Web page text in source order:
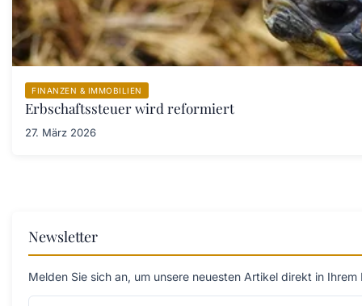
FINANZEN & IMMOBILIEN
Erbschaftssteuer wird reformiert
27. März 2026
Newsletter
Melden Sie sich an, um unsere neuesten Artikel direkt in